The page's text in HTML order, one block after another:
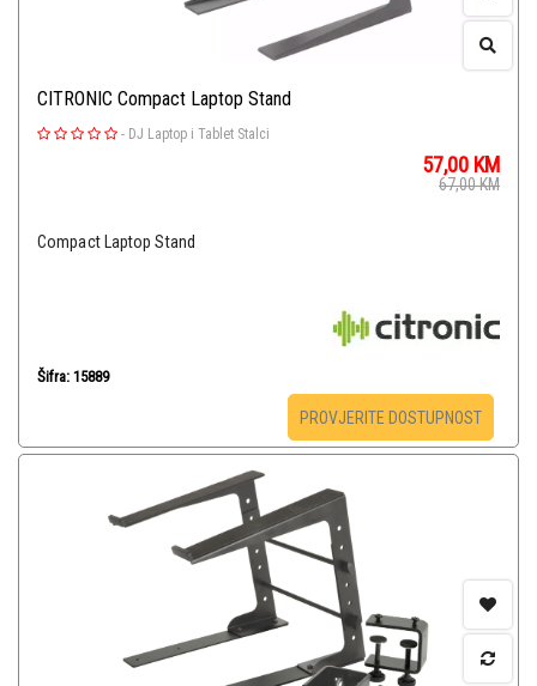
CITRONIC Compact Laptop Stand
- DJ Laptop i Tablet Stalci
57,00 KM
67,00KM
Compact Laptop Stand
Šifra: 15889
PROVJERITE DOSTUPNOST